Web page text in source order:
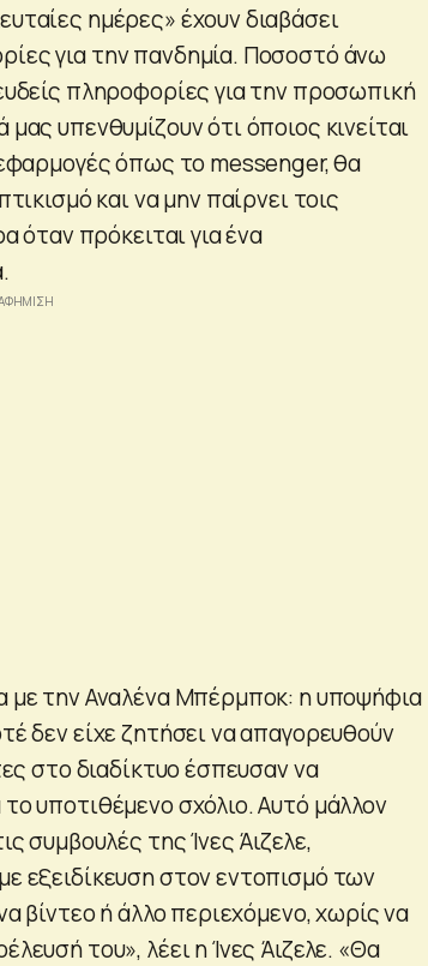
ημέρες» έχουν διαβάσει
για την πανδημία. Ποσοστό άνω
πληροφορίες για την προσωπική
υπενθυμίζουν ότι όποιος κινείται
όπως το messenger, θα
και να μην παίρνει τοις
όταν πρόκειται για ένα
με την Αναλένα Μπέρμποκ: η υποψήφια
δεν είχε ζητήσει να απαγορευθούν
στο διαδίκτυο έσπευσαν να
υποτιθέμενο σχόλιο. Αυτό μάλλον
συμβουλές της Ίνες Άιζελε,
εξειδίκευση στον εντοπισμό των
βίντεο ή άλλο περιεχόμενο, χωρίς να
του», λέει η Ίνες Άιζελε. «Θα